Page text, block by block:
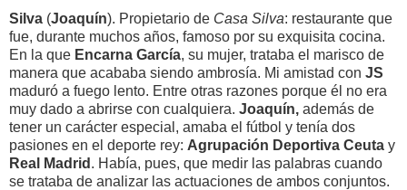
Silva (Joaquín). Propietario de Casa Silva: restaurante que
fue, durante muchos años, famoso por su exquisita cocina.
En la que Encarna García, su mujer, trataba el marisco de
manera que acababa siendo ambrosía. Mi amistad con JS
maduró a fuego lento. Entre otras razones porque él no era
muy dado a abrirse con cualquiera. Joaquín, además de
tener un carácter especial, amaba el fútbol y tenía dos
pasiones en el deporte rey: Agrupación Deportiva Ceuta y
Real Madrid . Había, pues, que medir las palabras cuando
se trataba de analizar las actuaciones de ambos conjuntos.